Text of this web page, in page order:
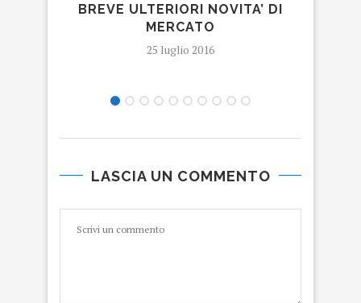
BREVE ULTERIORI NOVITA’ DI
MERCATO
25 luglio 2016
LASCIA UN COMMENTO